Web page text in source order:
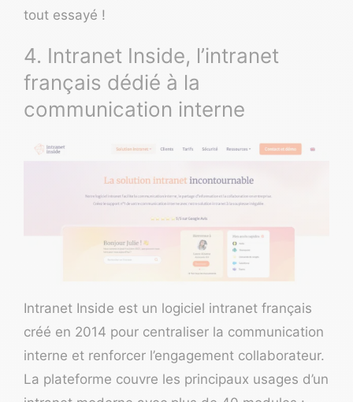
tout essayé !
4. Intranet Inside, l’intranet
français dédié à la
communication interne
Intranet Inside est un logiciel intranet français
créé en 2014 pour centraliser la communication
interne et renforcer l’engagement collaborateur.
La plateforme couvre les principaux usages d’un